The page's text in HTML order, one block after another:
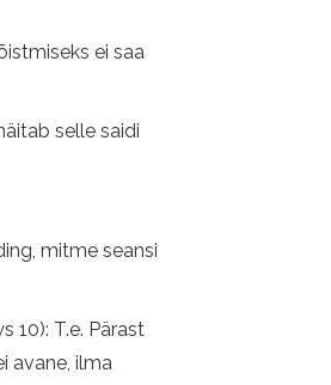
ei saa
selle saidi
mitme seansi
10): T.e. Pärast
avane, ilma